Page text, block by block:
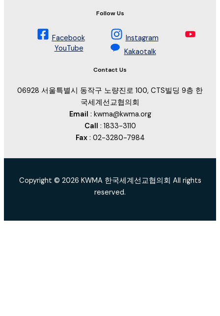
Follow Us
Facebook
Instagram
YouTube
Kakaotalk
Contact Us
06928 서울특별시 동작구 노량진로 100, CTS빌딩 9층 한
국세계선교협의회
Email : kwma@kwma.org
Call : 1833-3110
Fax : 02-3280-7984
Copyright © 2026 KWMA 한국세계선교협의회 All rights
reserved.